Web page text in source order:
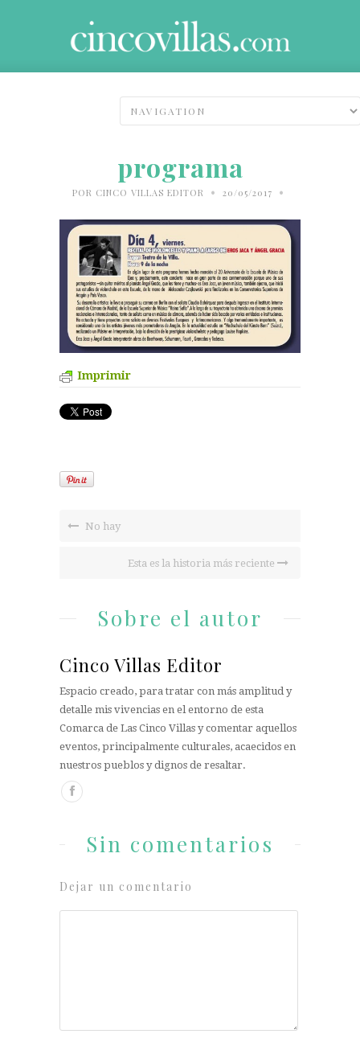
programa
POR CINCO VILLAS EDITOR • 20/05/2017 •
Imprimir
No hay
Esta es la historia más reciente
Sobre el autor
Cinco Villas Editor
Espacio creado, para tratar con más amplitud y
detalle mis vivencias en el entorno de esta
Comarca de Las Cinco Villas y comentar aquellos
eventos, principalmente culturales, acaecidos en
nuestros pueblos y dignos de resaltar.
Sin comentarios
Dejar un comentario